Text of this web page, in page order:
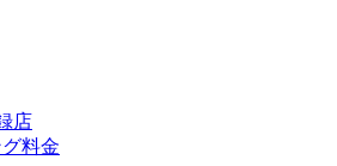
店
料金